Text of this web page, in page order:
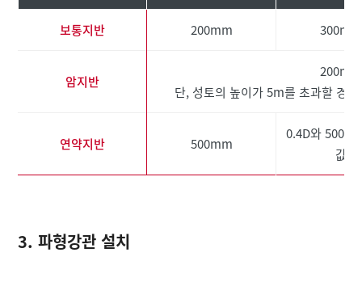
보통지반 200mm 300mm
암지반
200mm
단, 성토의 높이가 5m를 초과할 경
연약지반 500mm
0.4D와
값
3. 파형강관 설치